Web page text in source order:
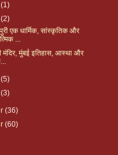
(1)
(2)
एक धार्मिक, सांस्कृतिक और
...
मंदिर, मुंबई इतिहास, आस्था और
(5)
(3)
(36)
(60)